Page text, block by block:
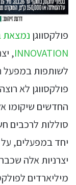
פולקסווגן
INNOVATION
,
לשותפות במפעל
פולקסווגן לא
החדשים שיקומו
יחד במפעלים,
יצרניות אלה
מיליארדים